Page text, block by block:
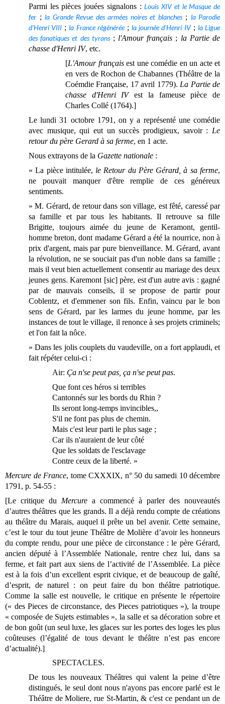
Parmi les pièces jouées signalons :Louis XIV et le Masque de
fer ; la Grande Revue des armées noires et blanches ; la Parodie
d'Henri VIII ;la France régénérée ;la journée d'Henri IV ; la Ligue
des fanatiques et des tyrans ; l'Amour français ; la Partie de
chasse d'Henri IV, etc.
[L'Amour françaisest une comédie en un acte et
en vers de Rochon de Chabannes (Théâtre de la
Coémdie Française, 17 avril 1779). La Partie de
chasse d'Henri IVest la fameuse pièce de
Charles Collé (1764).]
Le lundi 31 octobre 1791, on y a représenté une comédie
avec musique, qui eut un succès prodigieux, savoir : Le
retour du père Gerard à sa ferme, en 1 acte.
Nous extrayons de la Gazette nationale :
« La pièce intitulée, le Retour du Père Gérard, à sa ferme,
ne pouvait manquer d'être remplie de ces généreux
sentiments.
» M. Gérard, de retour dans son village, est fêté, caressé par
sa famille et par tous les habitants. Il retrouve sa fille
Brigitte, toujours aimée du jeune de Keramont, gentil-
homme breton, dont madame Gérard a été la nourrice, non à
prix d'argent, mais par pure bienveillance. M. Gérard, avant
la révolution, ne se souciait pas d'un noble dans sa famille ;
mais il veut bien actuellement consentir au mariage des deux
jeunes gens. Karemont [sic] père, est d'un autre avis : gagné
par de mauvais conseils, il se propose de partir pour
Coblentz, et d'emmener son fils. Enfin, vaincu par le bon
sens de Gérard, par les larmes du jeune homme, par les
instances de tout le village, il renonce à ses projets criminels;
et l'on fait la nôce.
» Dans les jolis couplets du vaudeville, on a fort applaudi, et
fait répéter celui-ci :
Air: Ça n'se peut pas, ça n'se peut pas.
Que font ces héros si terribles
Cantonnés sur les bords du Rhin ?
Ils seront long-temps invincibles,,
S'il ne font pas plus de chemin.
Mais c'est leur parti le plus sage ;
Car ils n'auraient de leur côté
Que les soldats de l'esclavage
Contre ceux de la liberté. »
Mercure de France, tome CXXXIX, n° 50 du samedi 10 décembre
1791, p. 54-55 :
[Le critique du Mercure a commencé à parler des nouveautés
d’autres théâtres que les grands. Il a déjà rendu compte de créations
au théâtre du Marais, auquel il prête un bel avenir. Cette semaine,
c’est le tour du tout jeune Théâtre de Molière d’avoir les honneurs
du compte rendu, pour une pièce de circonstance : le père Gérard,
ancien député à l’Assemblée Nationale, rentre chez lui, dans sa
ferme, et fait part aux siens de l’activité de l’Assemblée. La pièce
est à la fois d’un excellent esprit civique, et de beaucoup de gaîté,
d’esprit, de naturel : on peut faire du bon théâtre patriotique.
Comme la salle est nouvelle, le critique en présente le répertoire
(« des Pieces de circonstance, des Pieces patriotiques »), la troupe
« composée de Sujets estimables », la salle et sa décoration sobre et
de bon goût (un seul luxe, les glaces sur les portes des loges les plus
coûteuses (l’égalité de tous devant le théâtre n’est pas encore
d’actualité).]
SPECTACLES.
De tous les nouveaux Théâtres qui valent la peine d’être
distingués, le seul dont nous n'ayons pas encore parlé est le
Théâtre de Moliere, rue St-Martin, & c'est ce pendant un de